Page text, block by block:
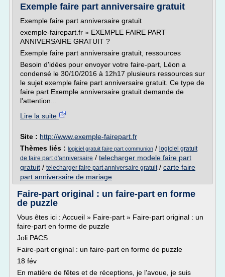
Exemple faire part anniversaire gratuit
Exemple faire part anniversaire gratuit
exemple-fairepart.fr » EXEMPLE FAIRE PART
ANNIVERSAIRE GRATUIT ?
Exemple faire part anniversaire gratuit, ressources
Besoin d'idées pour envoyer votre faire-part, Léon a
condensé le 30/10/2016 à 12h17 plusieurs ressources sur
le sujet exemple faire part anniversaire gratuit. Ce type de
faire part Exemple anniversaire gratuit demande de
l'attention...
Lire la suite
Site : http://www.exemple-fairepart.fr
Thèmes liés : logiciel gratuit faire part communion / logiciel gratuit
de faire part d'anniversaire / telecharger modele faire part
gratuit / telecharger faire part anniversaire gratuit/ carte faire
part anniversaire de mariage
Faire-part original : un faire-part en forme
de puzzle
Vous êtes ici : Accueil » Faire-part » Faire-part original : un
faire-part en forme de puzzle
Joli PACS
Faire-part original : un faire-part en forme de puzzle
18 fév
En matière de fêtes et de réceptions, je l'avoue, je suis